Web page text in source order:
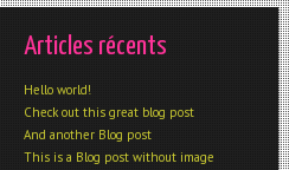
Articles récents
Hello world!
Check out this great blog post
And another Blog post
This is a Blog post without image